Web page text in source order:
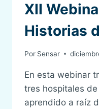
XII
Historias
Por Sensar
En esta webinar
tres hospitales de
aprendido a raíz